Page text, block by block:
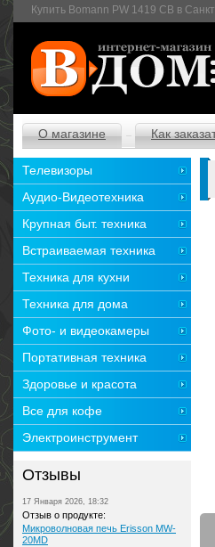
Купить Bomann PW 1419 CB в
О магазине Как
Телевизоры
Аудио-Видеотехника
Крупная быт. техника
Встраиваемая техника
Техника для кухни
Техника для дома
Фото- и видеокамеры
Портативная техника
Здоровье и красота
Все для кофе
Электроинструмент
Отзывы
17 Января 2026, 18:32
Отзыв о продукте:
Микроволновая печь Erisson MW-
20MD